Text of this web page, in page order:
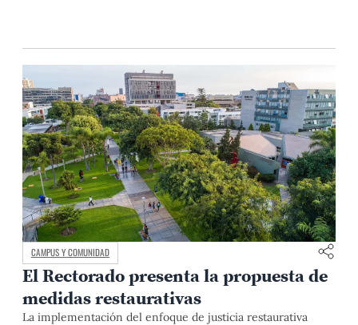
CAMPUS Y COMUNIDAD
El Rectorado presenta la propuesta de
medidas restaurativas
La implementación del enfoque de justicia restaurativa